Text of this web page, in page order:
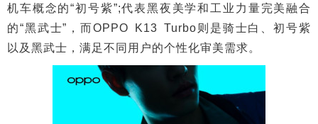
机车概念的“初号紫”;代表黑夜美学和工业力量完美融合
的“黑武士”，而OPPO K13 Turbo则是骑士白、初号紫
以及黑武士，满足不同用户的个性化审美需求。